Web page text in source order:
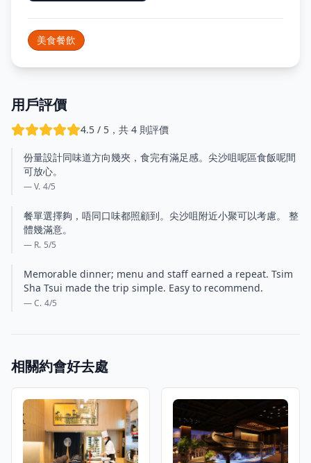
美食餐飲
用戶評價
4.5 / 5，共 4 則評價
份量設計同味道方向幾夾，食完有滿足感。尖沙咀呢區食飯呢間
可放心。
— V. 4/5
餐單選擇夠，唔同口味都照顧到。尖沙咀附近小聚可以考慮。 整
體幾滿意。
— R. 5/5
Memorable dinner; menu and staff earned a repeat. Tsim
Sha Tsui made the trip simple. Easy to recommend.
— C. 4/5
相關約會好去處